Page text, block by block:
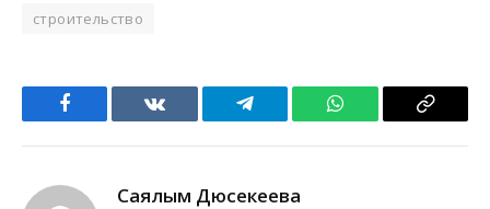
строительство
Facebook VKontakteTelegram WhatsApp Copy
Саялым Дюсекеева